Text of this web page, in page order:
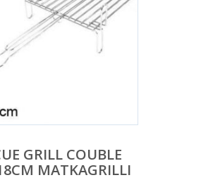
GRILL COUBLE
MATKAGRILLI